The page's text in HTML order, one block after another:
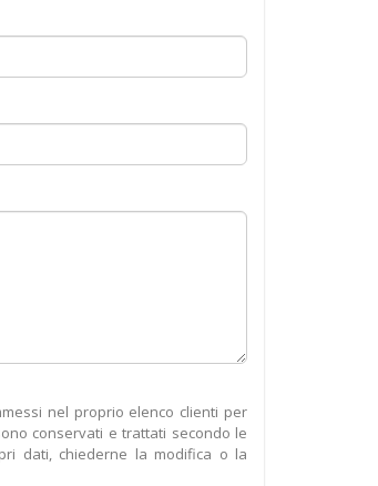
nel proprio elenco clienti per
conservati e trattati secondo le
dati, chiederne la modifica o la